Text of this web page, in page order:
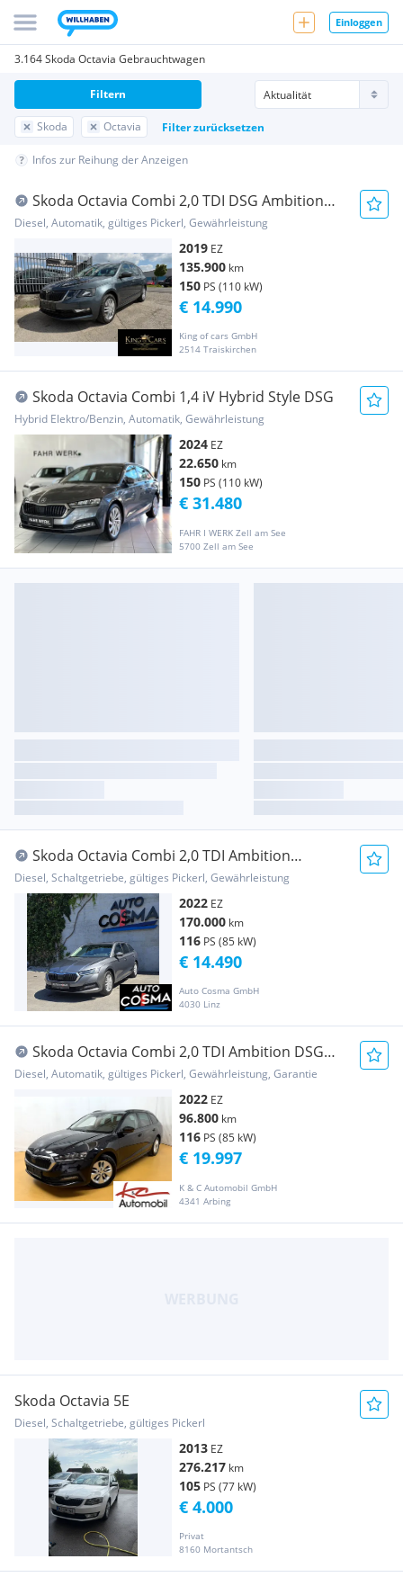
Einloggen
3.164 Skoda Octavia Gebrauchtwagen
Skoda Octavia Filter zurücksetzen
Filtern
Infos zur Reihung der Anzeigen
Skoda Octavia Combi 2,0 TDI DSG Ambition
Limited
Diesel, Automatik, gültiges Pickerl, Gewährleistung
2019 EZ
135.900 km
150 PS (110 kW)
King of cars GmbH
2514 Traiskirchen
€ 14.990
Skoda Octavia Combi 1,4 iV Hybrid Style DSG
Hybrid Elektro/Benzin, Automatik, Gewährleistung
2024 EZ
22.650 km
150 PS (110 kW)
FAHR I WERK Zell am See
5700 Zell am See
€ 31.480
Skoda Octavia Combi 2,0 TDI Ambition
/ACC/KAMERA/
Diesel, Schaltgetriebe, gültiges Pickerl, Gewährleistung
2022 EZ
170.000 km
116 PS (85 kW)
Auto Cosma GmbH
4030 Linz
€ 14.490
Skoda Octavia Combi 2,0 TDI Ambition DSG
AHK_Kamera
Diesel, Automatik, gültiges Pickerl, Gewährleistung, Garantie
2022 EZ
96.800 km
116 PS (85 kW)
K & C Automobil GmbH
4341 Arbing
€ 19.997
Skoda Octavia 5E
Diesel, Schaltgetriebe, gültiges Pickerl
2013 EZ
276.217 km
105 PS (77 kW)
Privat
8160 Mortantsch
€ 4.000